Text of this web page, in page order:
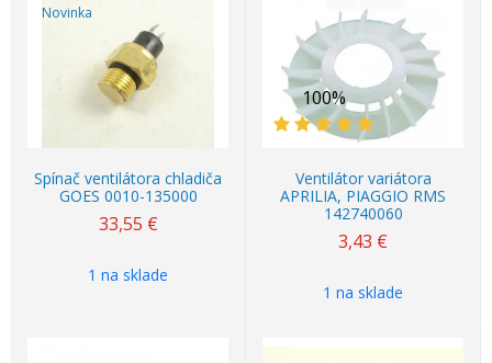
Novinka
Spínač ventilátora chladiča
GOES 0010-135000
33,55 €
1 na sklade
100%
Ventilátor variátora
APRILIA, PIAGGIO RMS
142740060
3,43 €
1 na sklade